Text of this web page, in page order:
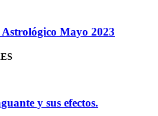
Mayo 2023
y sus efectos.